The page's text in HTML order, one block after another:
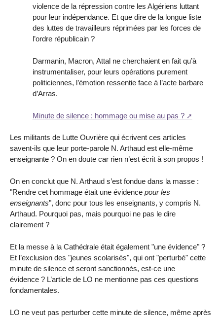
violence de la répression contre les Algériens luttant
pour leur indépendance. Et que dire de la longue liste
des luttes de travailleurs réprimées par les forces de
l’ordre républicain ?
Darmanin, Macron, Attal ne cherchaient en fait qu’à
instrumentaliser, pour leurs opérations purement
politiciennes, l’émotion ressentie face à l’acte barbare
d’Arras.
Minute de silence : hommage ou mise au pas ?
Les militants de Lutte Ouvrière qui écrivent ces articles
savent-ils que leur porte-parole N. Arthaud est elle-même
enseignante ? On en doute car rien n’est écrit à son propos !
On en conclut que N. Arthaud s’est fondue dans la masse :
"Rendre cet hommage était une évidence pour les
enseignants", donc pour tous les enseignants, y compris N.
Arthaud. Pourquoi pas, mais pourquoi ne pas le dire
clairement ?
Et la messe à la Cathédrale était également "une évidence" ?
Et l’exclusion des "jeunes scolarisés", qui ont "perturbé" cette
minute de silence et seront sanctionnés, est-ce une
évidence ? L’article de LO ne mentionne pas ces questions
fondamentales.
LO ne veut pas perturber cette minute de silence, même après